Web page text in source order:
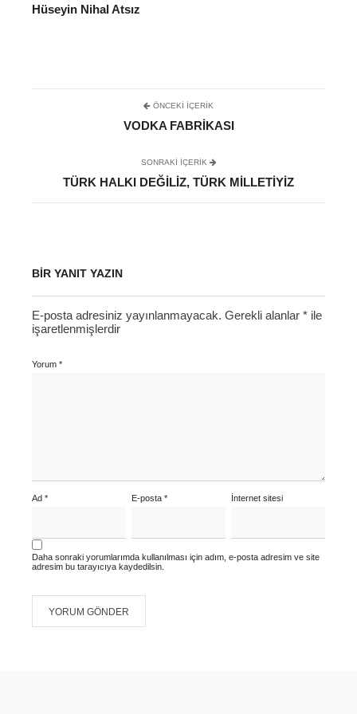
Hüseyin Nihal Atsız
ÖNCEKI İÇERIK
VODKA FABRIKASI
SONRAKI IÇERIK
TÜRK HALKI DEĞILIZ, TÜRK MILLETIYIZ
BIR YANIT YAZIN
E-posta adresiniz yayınlanmayacak. Gerekli alanlar * ile
işaretlenmişlerdir
Yorum *
Ad * E-posta* İnternet sitesi
Daha sonraki yorumlarımda kullanılması için adım, e-posta adresim ve site
adresim bu tarayıcıya kaydedilsin.